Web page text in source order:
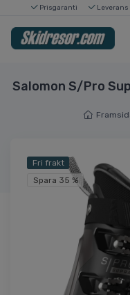
Prisgaranti Leverans
Salomon S/Pro
Fri frakt
Spara 35 %